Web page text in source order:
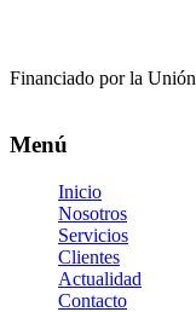
Financiado por la
Menú
Inicio
Nosotros
Servicios
Clientes
Actualidad
Contacto